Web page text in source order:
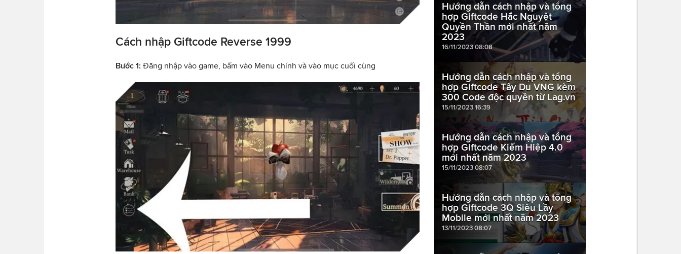
Cách nhập Giftcode Reverse 1999
Bước 1: Đăng nhập vào game, bấm vào Menu chính và vào mục cuối cùng
Hướng dẫn cách nhập và tổng
hợp Giftcode Hắc Nguyệt
Quyền Thần mới nhất năm
2023
16/11/2023 08:08
Hướng dẫn cách nhập và tổng
hợp Giftcode Tây Du VNG kèm
300 Code độc quyền từ Lag.vn
15/11/2023 16:39
Hướng dẫn cách nhập và tổng
hợp Giftcode Kiếm Hiệp 4.0
mới nhất năm 2023
15/11/2023 08:07
Hướng dẫn cách nhập và tổng
hợp Giftcode 3Q Siêu Lầy
Mobile mới nhất năm 2023
13/11/2023 08:07